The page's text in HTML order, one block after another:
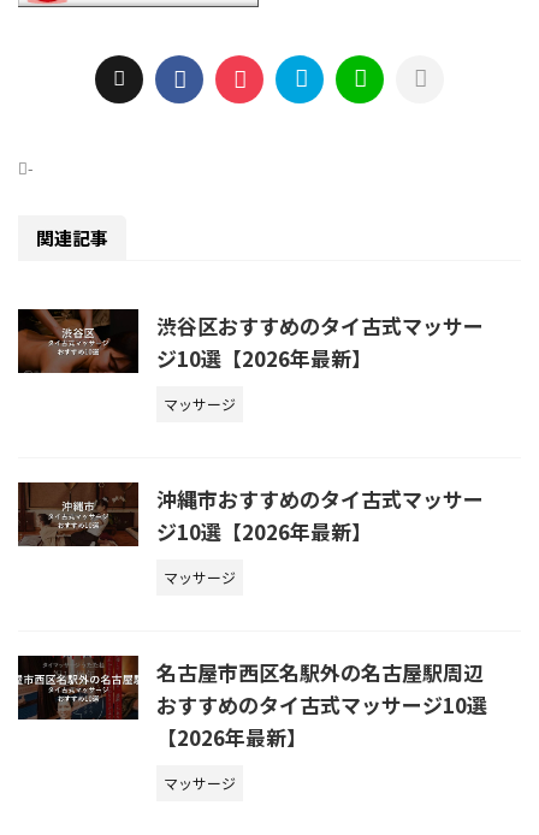
-
関連記事
渋谷区おすすめのタイ古式マッサー
ジ10選【2026年最新】
マッサージ
沖縄市おすすめのタイ古式マッサー
ジ10選【2026年最新】
マッサージ
名古屋市西区名駅外の名古屋駅周辺
おすすめのタイ古式マッサージ10選
【2026年最新】
マッサージ